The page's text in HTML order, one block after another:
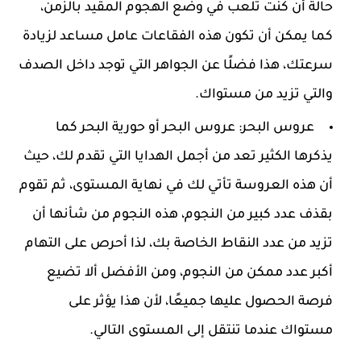
حالة أن كنت تلعب في وضع الهجوم المقيد بالزمن،
كما يمكن أن تكون هذه الفقاعات عامل مساعد لزيادة
سرعتك، هذا فضلًا عن الجواهر التي توجد داخل الصدف
والتي تزيد من مستواك.
عروس البحر: عروس البحر أو حورية البحر كما
يذكرها الكثير تعد من أجمل الهدايا التي تقدم لك، حيث
أن هذه العروسة تأتي لك في نهاية المستوى، ثم تقوم
بقذف عدد كبير من النجوم، هذه النجوم من شأنها أن
تزيد من عدد النقاط الخاصة بك، لذا أحرص على التهام
أكبر عدد ممكن من النجوم، ومن الأفضل ألا تضيع
فرصة الحصول عليها جميعًا، لأن هذا يؤثر على
مستواك عندما تنتقل إلى المستوى التالي.